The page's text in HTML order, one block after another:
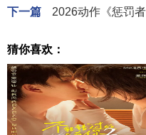
下一篇
2026动作《惩罚
猜你喜欢：